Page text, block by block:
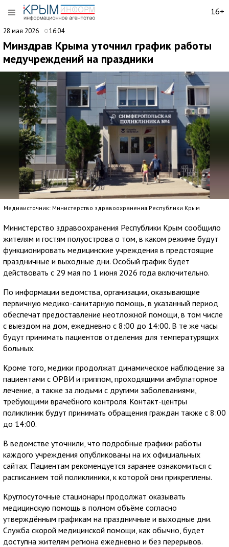
16+
28 мая 2026 16:04
Минздрав Крыма уточнил график работы
медучреждений на праздники
Медиаисточник: Министерство здравоохранения Республики Крым
Министерство здравоохранения Республики Крым сообщило
жителям и гостям полуострова о том, в каком режиме будут
функционировать медицинские учреждения в предстоящие
праздничные и выходные дни. Особый график будет
действовать с 29 мая по 1 июня 2026 года включительно.
По информации ведомства, организации, оказывающие
первичную медико-санитарную помощь, в указанный период
обеспечат предоставление неотложной помощи, в том числе
с выездом на дом, ежедневно с 8:00 до 14:00. В те же часы
будут принимать пациентов отделения для температурящих
больных.
Кроме того, медики продолжат динамическое наблюдение за
пациентами с ОРВИ и гриппом, проходящими амбулаторное
лечение, а также за людьми с другими заболеваниями,
требующими врачебного контроля. Контакт-центры
поликлиник будут принимать обращения граждан также с 8:00
до 14:00.
В ведомстве уточнили, что подробные графики работы
каждого учреждения опубликованы на их официальных
сайтах. Пациентам рекомендуется заранее ознакомиться с
расписанием той поликлиники, к которой они прикреплены.
Круглосуточные стационары продолжат оказывать
медицинскую помощь в полном объёме согласно
утверждённым графикам на праздничные и выходные дни.
Служба скорой медицинской помощи, как обычно, будет
доступна жителям региона ежедневно и без перерывов.